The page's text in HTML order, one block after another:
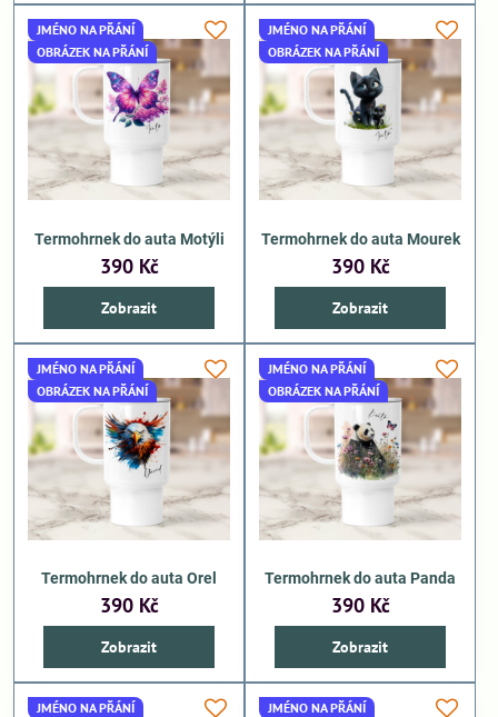
JMÉNO NA PŘÁNÍ
OBRÁZEK NA PŘÁNÍ
Termohrnek do auta Motýli
390 Kč
Zobrazit
JMÉNO NA PŘÁNÍ
OBRÁZEK NA PŘÁNÍ
Termohrnek do auta Mourek
390 Kč
Zobrazit
JMÉNO NA PŘÁNÍ
OBRÁZEK NA PŘÁNÍ
Termohrnek do auta Orel
390 Kč
Zobrazit
JMÉNO NA PŘÁNÍ
OBRÁZEK NA PŘÁNÍ
Termohrnek do auta Panda
390 Kč
Zobrazit
JMÉNO NA PŘÁNÍ
JMÉNO NA PŘÁNÍ